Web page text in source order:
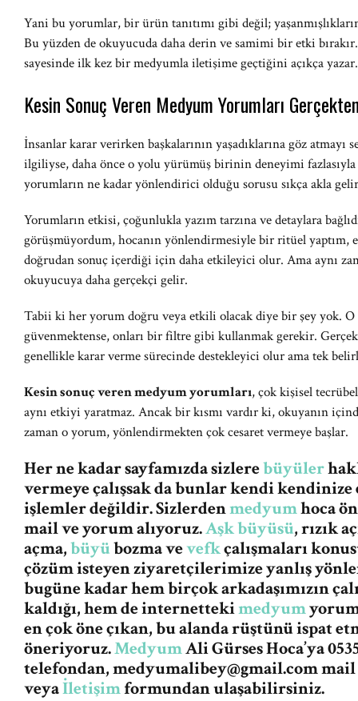
Yani bu yorumlar, bir ürün tanıtımı gibi değil;
Bu yüzden de okuyucuda daha derin ve samimi bir etki
sayesinde ilk kez bir medyumla iletişime geçtiğini açıkça yazar.
Kesin Sonuç Veren Medyum Yorumları
İnsanlar karar verirken başkalarının yaşadıklarına göz atmayı
ilgiliyse, daha önce o yolu yürümüş birinin deneyimi
yorumların ne kadar yönlendirici olduğu sorusu sıkça akla
Yorumların etkisi, çoğunlukla yazım tarzına ve detaylara
görüşmüyordum, hocanın yönlendirmesiyle bir ritüel yaptım,
doğrudan sonuç içerdiği için daha etkileyici olur. Ama aynı
okuyucuya daha gerçekçi gelir.
Tabii ki her yorum doğru veya etkili olacak diye bir şey yok. O
güvenmektense, onları bir filtre gibi kullanmak gerekir.
genellikle karar verme sürecinde destekleyici olur ama tek
Kesin sonuç veren medyum yorumları, çok kişisel
aynı etkiyi yaratmaz. Ancak bir kısmı vardır ki, okuyanın
zaman o yorum, yönlendirmekten çok cesaret vermeye başlar.
Her ne kadar sayfamızda sizlerebüyüler
vermeye çalışsak da bunlar kendi
işlemler değildir. Sizlerdenmedyumhoca
mail ve yorum alıyoruz.Aşk büyüsü, rızık
açma,büyübozma vevefkçalışmaları
çözüm isteyen ziyaretçilerimize yanlış
bugüne kadar hem birçok arkadaşımızın
kaldığı, hem de internettekimedyum
en çok öne çıkan, bu alanda rüştünü ispat
öneriyoruz.MedyumAli Gürses Hoca’ya
telefondan,medyumalibey@gmail.commail
veyaİletişimformundan ulaşabilirsiniz.